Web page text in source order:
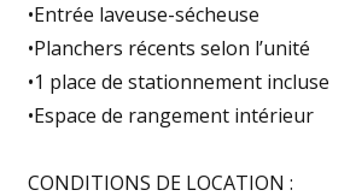
•Entrée laveuse-sécheuse
•Planchers récents selon l’unité
•1 place de stationnement incluse
•Espace de rangement intérieur
CONDITIONS DE LOCATION :